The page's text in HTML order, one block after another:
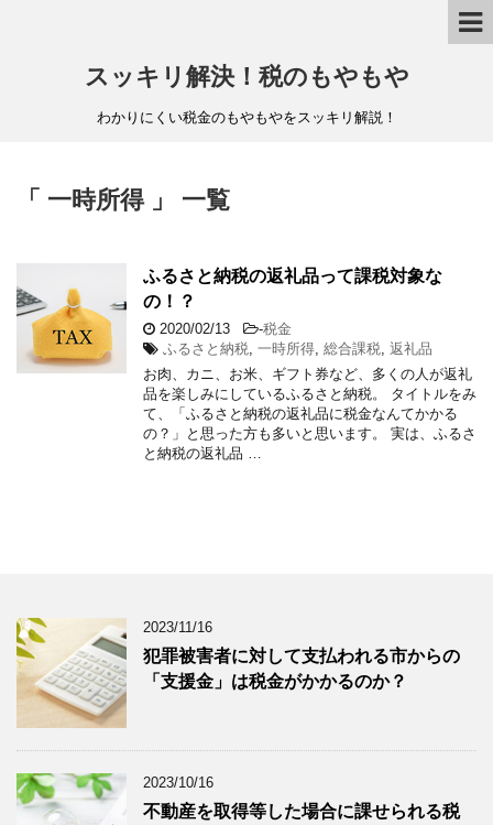
スッキリ解決！税のもやもや
わかりにくい税金のもやもやをスッキリ解説！
「 一時所得 」 一覧
ふるさと納税の返礼品って課税対象な
の！？
2020/02/13 -税金
ふるさと納税 一時所得 総合課税 返礼品
お肉、カニ、お米、ギフト券など、多くの人が返礼
品を楽しみにしているふるさと納税。 タイトルをみ
て、「ふるさと納税の返礼品に税金なんてかかる
の？」と思った方も多いと思います。 実は、ふるさ
と納税の返礼品 …
2023/11/16
犯罪被害者に対して支払われる市からの
「支援金」は税金がかかるのか？
2023/10/16
不動産を取得等した場合に課せられる税